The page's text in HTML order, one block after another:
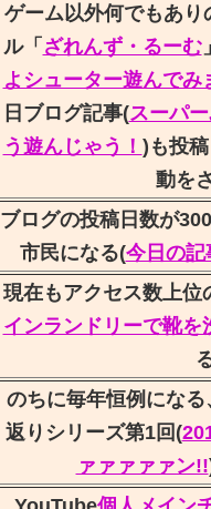
ゲーム以外何でもあ
ル「 ざれんず・るーむ
よシューター遊んでみ
日ブログ記事(スーパ
う遊んじゃう！ )も投
動を
ブログの投稿日数が
市民になる(今日の記
現在もアクセス数上位
インランドリーで靴を
のちに毎年恒例にな
返りシリーズ第1回(
ァァァァァン!!